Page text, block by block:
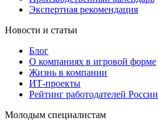
Экспертная рекомендация
Новости и статьи
Блог
О компаниях в игровой форме
Жизнь в компании
ИТ-проекты
Рейтинг работодателей России
Молодым специалистам